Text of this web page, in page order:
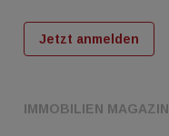
IMMOBILIEN MAGAZIN
Jetzt anmelden